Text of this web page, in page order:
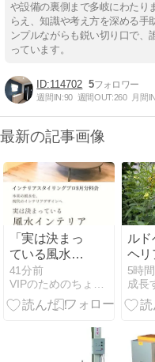
や設備の裏側まで多岐にわたり
らえ、知識や考え方を深める手
ンプルながらも鋭い切り口で、
っています。
114702 5
週間IN:90 週間OUT:260 月間
最新の記事画像
「実は決まっ
ている風水イ
ンテリア」セ
ミナー開催
41分前
VIPのためのちょこっと風水 インテリアで今日から開運！！
ルド
ヘリ
ス・
イー
5時